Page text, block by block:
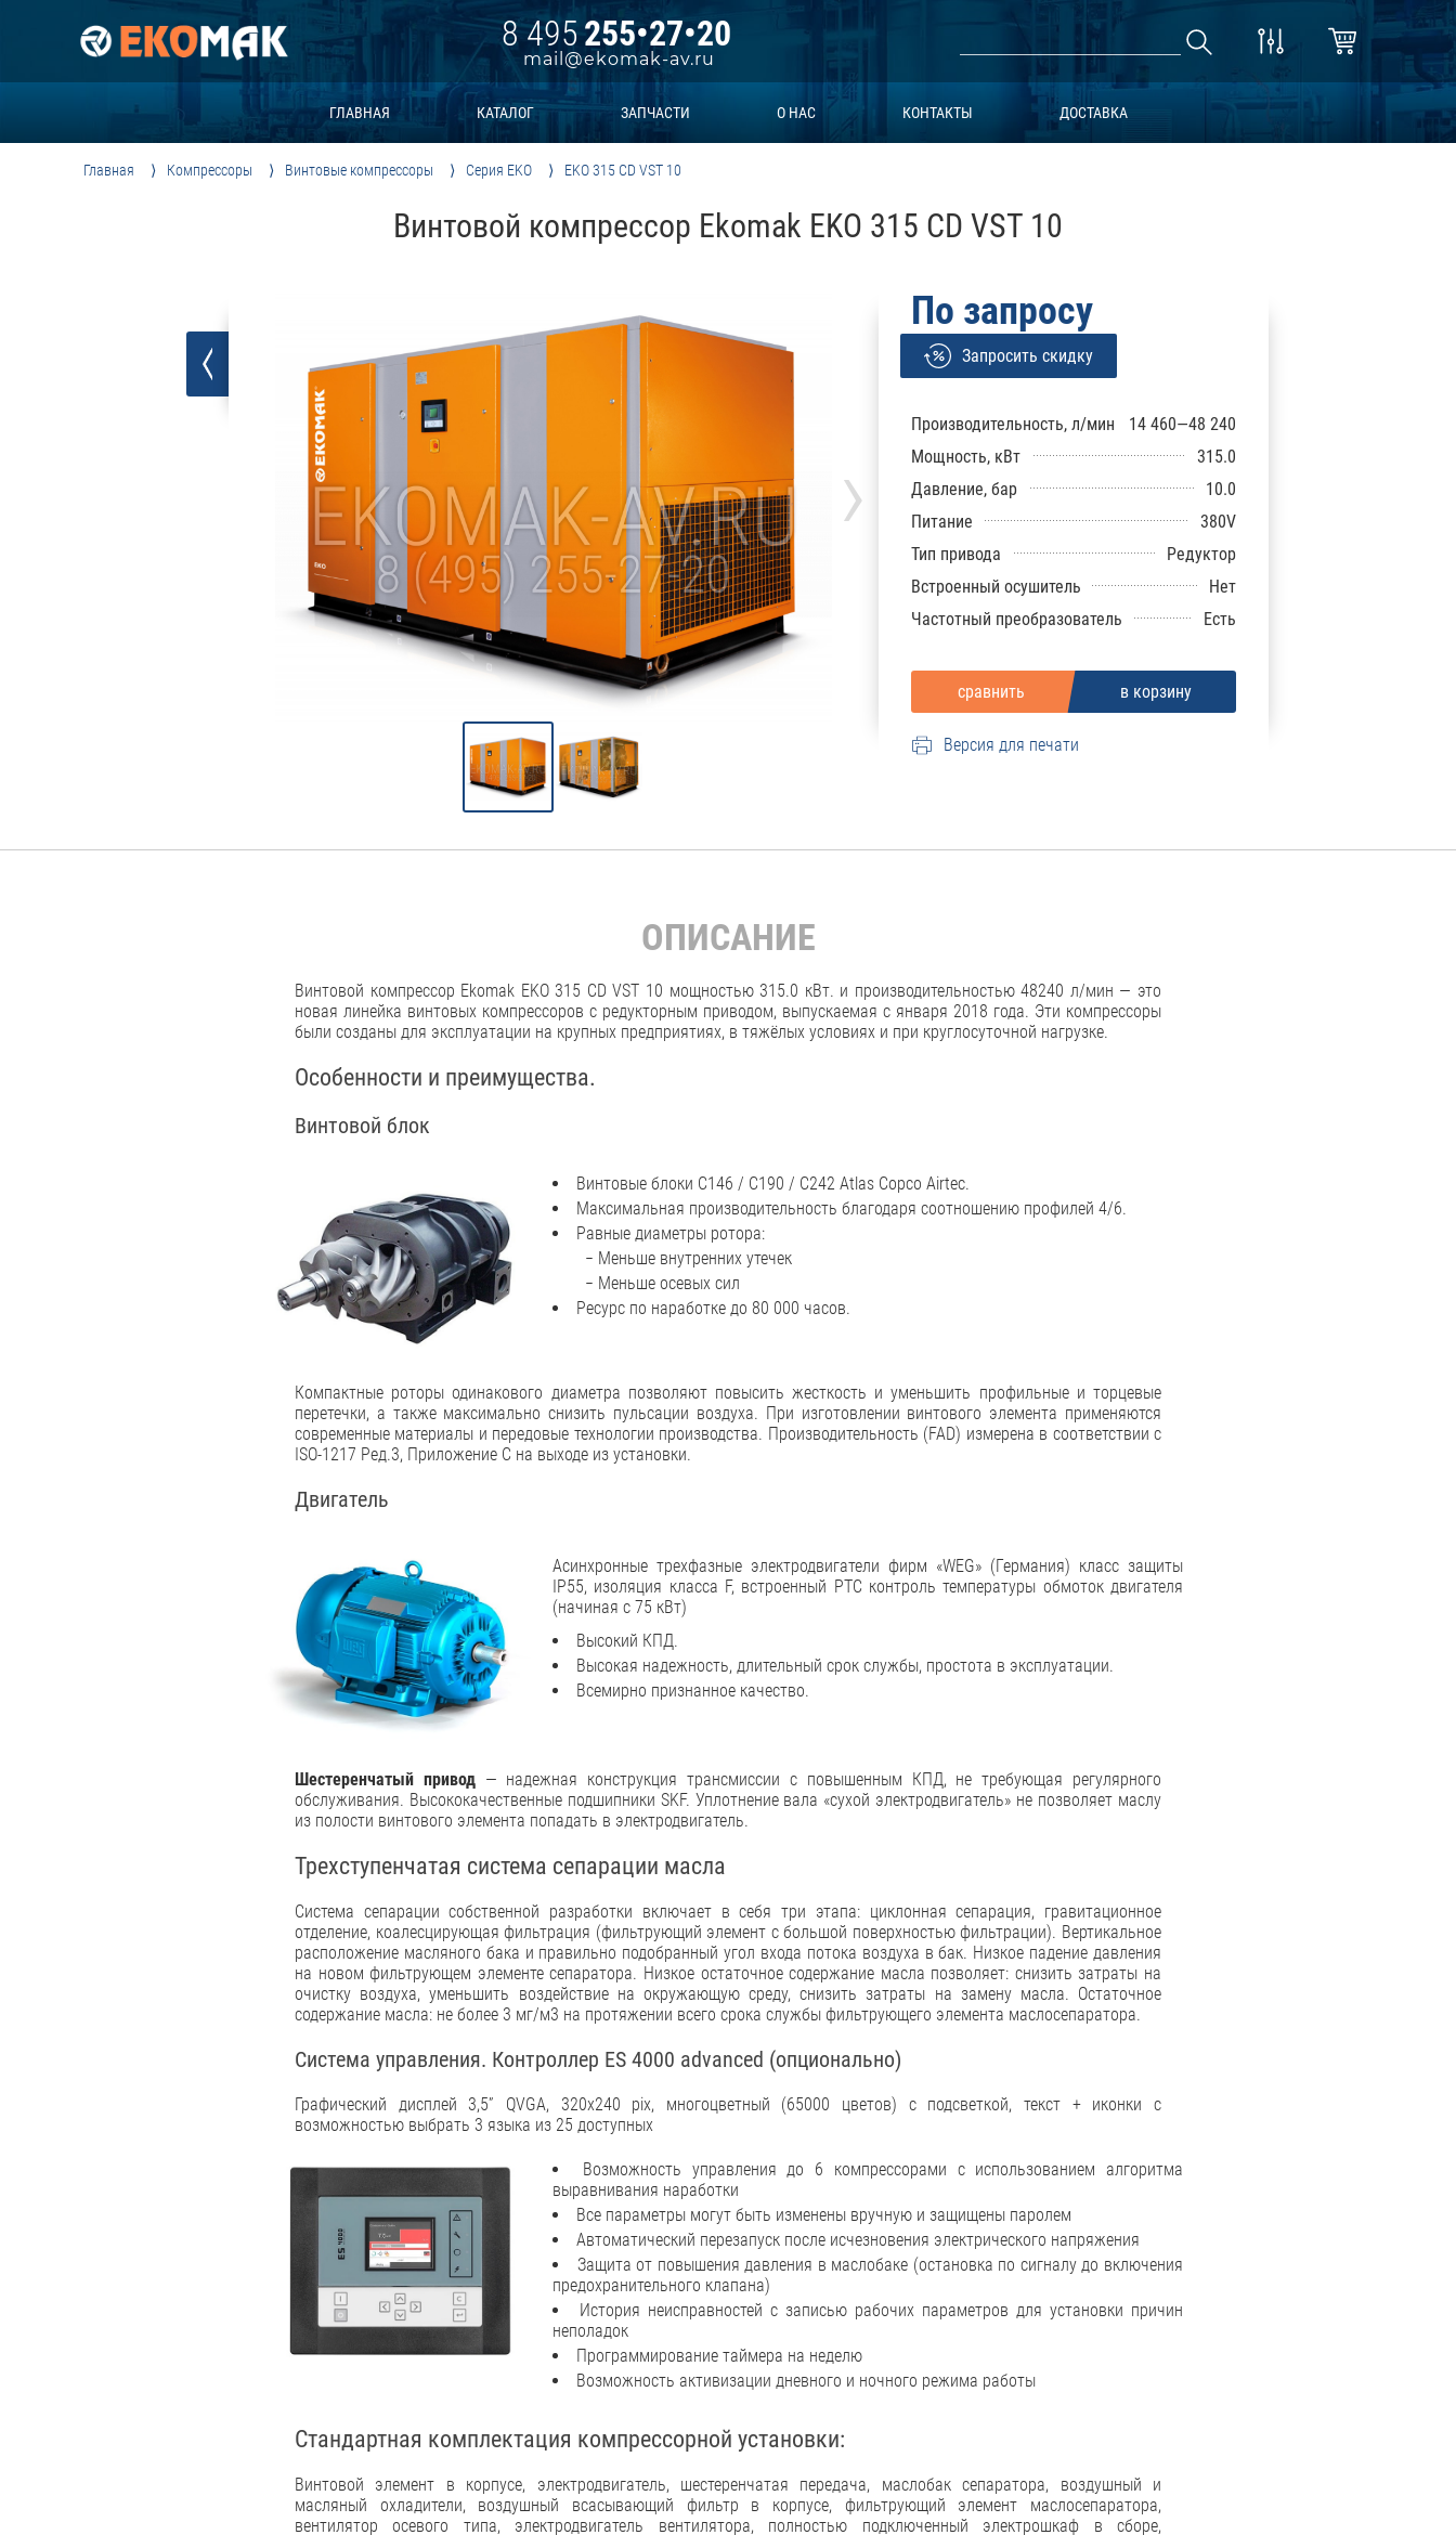
8 495255•27•20
mail@ekomak-av.ru
ГЛАВНАЯ КАТАЛОГ ЗАПЧАСТИ О НАС КОНТАКТЫ ДОСТАВКА
Главная Компрессоры Винтовые компрессоры Серия EKO EKO 315 CD VST 10
Винтовой компрессор Ekomak EKO 315 CD VST 10
›
По запросу
Запросить скидку
Производительность, л/мин
14 460—48 240
Мощность, кВт
315.0
Давление, бар
10.0
Питание
380V
Тип привода
Редуктор
Встроенный осушитель
Нет
Частотный преобразователь
Есть
Версия для печати
ОПИСАНИЕ
Винтовой компрессор Ekomak EKO 315 CD VST 10 мощностью 315.0 кВт. и производительностью 48240 л/мин — это
новая линейка винтовых компрессоров с редукторным приводом, выпускаемая с января 2018 года. Эти компрессоры
были созданы для эксплуатации на крупных предприятиях, в тяжёлых условиях и при круглосуточной нагрузке.
Особенности и преимущества.
Винтовой блок
Винтовые блоки C146 / C190 / C242 Atlas Copco Airtec.
Максимальная производительность благодаря соотношению профилей 4/6.
Равные диаметры ротора:
− Меньше внутренних утечек
− Меньше осевых сил
Ресурс по наработке до 80 000 часов.
Компактные роторы одинакового диаметра позволяют повысить жесткость и уменьшить профильные и торцевые
перетечки, а также максимально снизить пульсации воздуха. При изготовлении винтового элемента применяются
современные материалы и передовые технологии производства. Производительность (FAD) измерена в соответствии с
ISO-1217 Ред.3, Приложение C на выходе из установки.
Двигатель
Асинхронные трехфазные электродвигатели фирм «WEG» (Германия) класс защиты
IP55, изоляция класса F, встроенный РТС контроль температуры обмоток двигателя
(начиная с 75 кВт)
Высокий КПД.
Высокая надежность, длительный срок службы, простота в эксплуатации.
Всемирно признанное качество.
Шестеренчатый привод— надежная конструкция трансмиссии с повышенным КПД, не требующая регулярного
обслуживания. Высококачественные подшипники SKF. Уплотнение вала «сухой электродвигатель» не позволяет маслу
из полости винтового элемента попадать в электродвигатель.
Трехступенчатая система сепарации масла
Cистема сепарации собственной разработки включает в себя три этапа: циклонная сепарация, гравитационное
отделение, коалесцирующая фильтрация (фильтрующий элемент с большой поверхностью фильтрации). Вертикальное
расположение масляного бака и правильно подобранный угол входа потока воздуха в бак. Низкое падение давления
на новом фильтрующем элементе сепаратора. Низкое остаточное содержание масла позволяет: снизить затраты на
очистку воздуха, уменьшить воздействие на окружающую среду, снизить затраты на замену масла. Остаточное
содержание масла: не более 3 мг/м3 на протяжении всего срока службы фильтрующего элемента маслосепаратора.
Система управления. Контроллер ES 4000 advanced (опционально)
Графический дисплей 3,5” QVGA, 320x240 pix, многоцветный (65000 цветов) с подсветкой, текст + иконки c
возможностью выбрать 3 языка из 25 доступных
Возможность управления до 6 компрессорами с использованием алгоритма
выравнивания наработки
Все параметры могут быть изменены вручную и защищены паролем
Автоматический перезапуск после исчезновения электрического напряжения
Защита от повышения давления в маслобаке (остановка по сигналу до включения
предохранительного клапана)
История неисправностей с записью рабочих параметров для установки причин
неполадок
Программирование таймера на неделю
Возможность активизации дневного и ночного режима работы
Стандартная комплектация компрессорной установки:
Винтовой элемент в корпусе, электродвигатель, шестеренчатая передача, маслобак сепаратора, воздушный и
масляный охладители, воздушный всасывающий фильтр в корпусе, фильтрующий элемент маслосепаратора,
вентилятор осевого типа, электродвигатель вентилятора, полностью подключенный электрошкаф в сборе,